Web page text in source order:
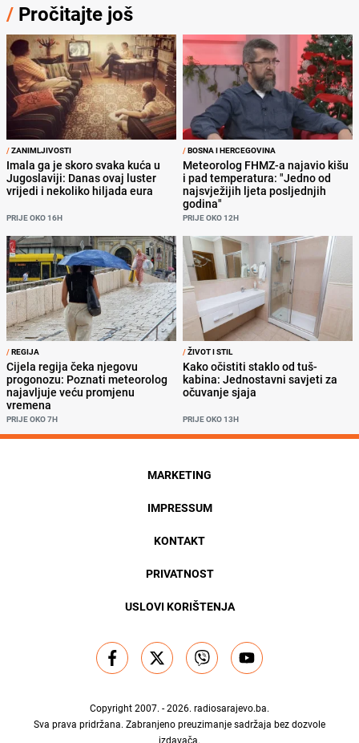
/ Pročitajte još
/ZANIMLJIVOSTI
Imala ga je skoro svaka kuća u
Jugoslaviji: Danas ovaj luster
vrijedi i nekoliko hiljada eura
PRIJE OKO 16H
/BOSNA I HERCEGOVINA
Meteorolog FHMZ-a najavio kišu
i pad temperatura: "Jedno od
najsvježijih ljeta posljednjih
godina"
PRIJE OKO 12H
/REGIJA
Cijela regija čeka njegovu
progonozu: Poznati meteorolog
najavljuje veću promjenu
vremena
PRIJE OKO 7H
/ŽIVOT I STIL
Kako očistiti staklo od tuš-
kabina: Jednostavni savjeti za
očuvanje sjaja
PRIJE OKO 13H
MARKETING
IMPRESSUM
KONTAKT
PRIVATNOST
USLOVI KORIŠTENJA
Copyright 2007. - 2026. radiosarajevo.ba.
Sva prava pridržana. Zabranjeno preuzimanje sadržaja bez dozvole
izdavača.